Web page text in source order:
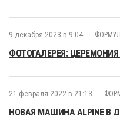
9 декабря 2023 в 9:04
ФОТОГАЛЕРЕЯ: ЦЕРЕМОНИЯ
21 февраля 2022 в 21:13
НОВАЯ МАШИНА ALPINE В